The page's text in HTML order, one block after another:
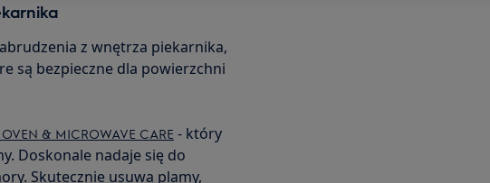
z wnętrza piekarnika,
są bezpieczne dla powierzchni
& MICROWAVE CARE - który
Doskonale nadaje się do
Skutecznie usuwa plamy,